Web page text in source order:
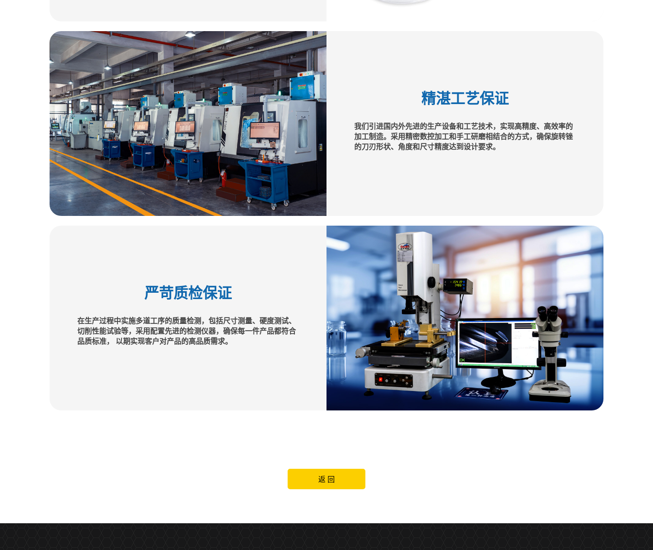
精湛工艺保证
我们引进国内外先进的生产设备和工艺技术，实现高精度、高效率的
加工制造。采用精密数控加工和手工研磨相结合的方式，确保旋转锉
的刀刃形状、角度和尺寸精度达到设计要求。
严苛质检保证
在生产过程中实施多道工序的质量检测，包括尺寸测量、硬度测试、
切削性能试验等，采用配置先进的检测仪器，确保每一件产品都符合
品质标准， 以期实现客户对产品的高品质需求。
返 回